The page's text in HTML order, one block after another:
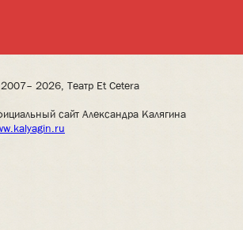
2026, Театр Et Cetera
сайт Александра Калягина